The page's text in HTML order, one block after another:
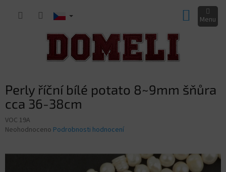
KOŠÍK
Perly říční bílé potato 8~9mm šňůra
cca 36-38cm
VOC 19A
Průměrné
Neohodnoceno Podrobnosti hodnocení